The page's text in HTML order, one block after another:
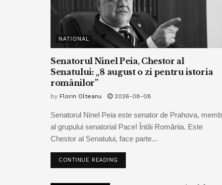
NATIONAL
Senatorul Ninel Peia, Chestor al
Senatului: „8 august o zi pentru istoria
românilor”
by Florin Olteanu 2026-08-08
Senatorul Ninel Peia este senator de Prahova,
al grupului senatorial Pace! Întâi România. Este
Chestor al Senatului, face parte...
CONTINUE READING